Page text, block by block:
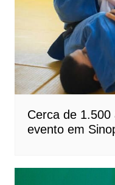
Cerca de
evento em